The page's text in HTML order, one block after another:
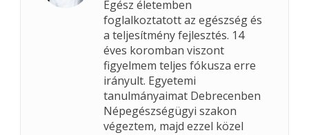
Egész életemben
foglalkoztatott az egészség és
a teljesítmény fejlesztés. 14
éves koromban viszont
figyelmem teljes fókusza erre
irányult. Egyetemi
tanulmányaimat Debrecenben
Népegészségügyi szakon
végeztem, majd ezzel közel